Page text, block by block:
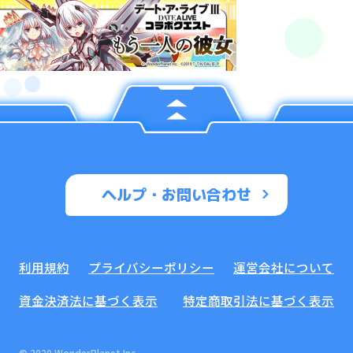
ヘルプ・お問い合わせ
利用規約 プライバシーポリシー
運営会社について
資金決済法に基づく表示
特定商取引法に基づく表示